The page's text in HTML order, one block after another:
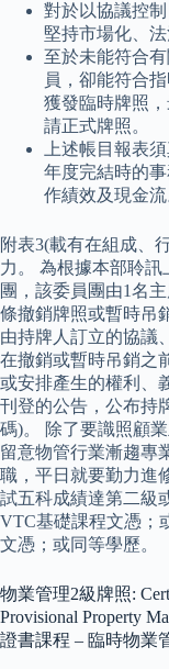
對於以協議控
堅持市場化、法
至於未能符合
員，卻能符合
獲發臨時牌照
請正式牌照。
上述帳目報表
年度完結時的
作績效及現金流
附表3(載有在組成、
力。 為根據本部聆
團，該委員團由1名
條撤銷牌照或暫時
由持牌人訂立的協議
在撤銷或暫時吊銷之
或安排產生的權利、
刊登的公告，公布持
碼)。 除了要識照顧
留意物管行業漸趨專
職，平日就要勤力進
試五科成績達第二級
VTC基礎課程文憑；
文憑；或同等學歷。
物業管理2級牌照:
Provisional Property
證書課程 – 臨時物業